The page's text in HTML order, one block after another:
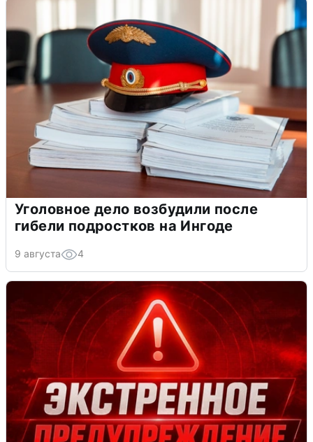
Уголовное дело возбудили после
гибели подростков на Ингоде
9 августа 4